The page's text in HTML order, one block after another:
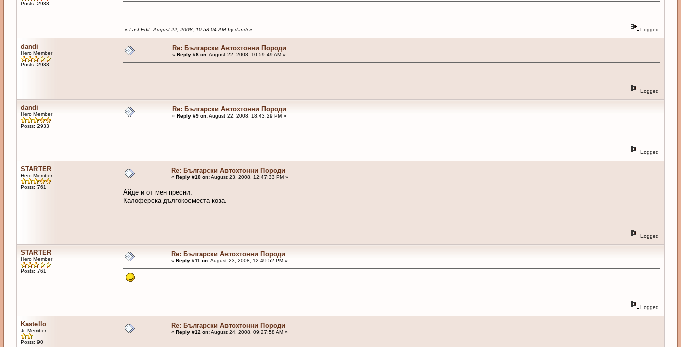
Posts: 2933
« Last Edit: August 22, 2008, 10:58:04 AM by dandi» Logged
dandi
Hero Member
Posts: 2933
Re: Български Автохтонни Породи
« Reply #8 on:August 22, 2008, 10:59:49 AM »
Logged
dandi
Hero Member
Posts: 2933
Re: Български Автохтонни Породи
« Reply #9 on:August 22, 2008, 18:43:29 PM »
Logged
STARTER
Hero Member
Posts: 761
Re: Български Автохтонни Породи
« Reply #10 on:August 23, 2008, 12:47:33 PM »
Айде и от мен пресни.
Калоферска дългокосместа коза.
Logged
STARTER
Hero Member
Posts: 761
Re: Български Автохтонни Породи
« Reply #11 on:August 23, 2008, 12:49:52 PM »
Logged
Kastello
Jr. Member
Posts: 90
Re: Български Автохтонни Породи
« Reply #12 on:August 24, 2008, 09:27:58 AM »